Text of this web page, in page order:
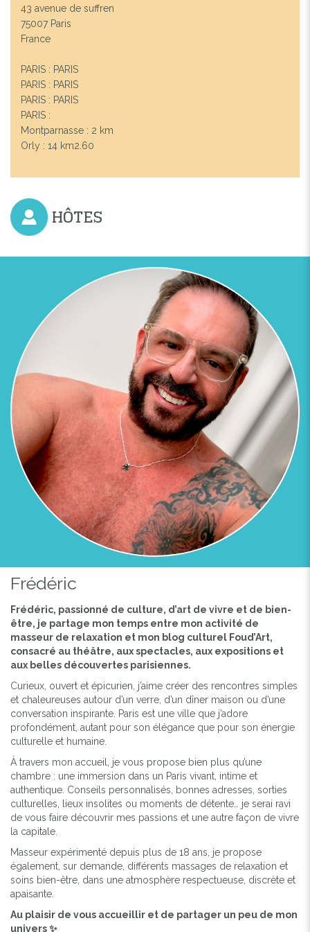
Previous
43 avenue de suffren
75007 Paris
France
PARIS : PARIS
PARIS : PARIS
PARIS : PARIS
PARIS :
Montparnasse : 2 km
Orly : 14 km2.60
HÔTES
Frédéric
Frédéric, passionné de culture, d’art de vivre et de bien-
être, je partage mon temps entre mon activité de
masseur de relaxation et mon blog culturel Foud’Art,
consacré au théâtre, aux spectacles, aux expositions et
aux belles découvertes parisiennes.
Curieux, ouvert et épicurien, j’aime créer des rencontres simples
et chaleureuses autour d’un verre, d’un dîner maison ou d’une
conversation inspirante. Paris est une ville que j’adore
profondément, autant pour son élégance que pour son énergie
culturelle et humaine.
À travers mon accueil, je vous propose bien plus qu’une
chambre : une immersion dans un Paris vivant, intime et
authentique. Conseils personnalisés, bonnes adresses, sorties
culturelles, lieux insolites ou moments de détente… je serai ravi
de vous faire découvrir mes passions et une autre façon de vivre
la capitale.
Masseur expérimenté depuis plus de 18 ans, je propose
également, sur demande, différents massages de relaxation et
soins bien-être, dans une atmosphère respectueuse, discrète et
apaisante.
Au plaisir de vous accueillir et de partager un peu de mon
univers ✨